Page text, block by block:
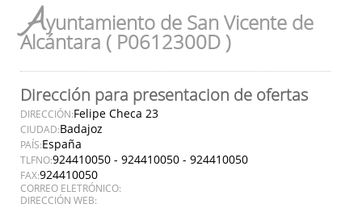
Ayuntamiento de San Vicente de
Alcántara ( P0612300D )
Dirección para presentacion de ofertas
DIRECCIÓN:Felipe Checa 23
CIUDAD:Badajoz
PAÍS:España
TLFNO:924410050 - 924410050 - 924410050
FAX:924410050
CORREO ELETRÓNICO:
DIRECCIÓN WEB: